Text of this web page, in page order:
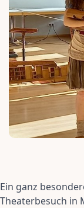
Ein ganz
Theaterbesuch in